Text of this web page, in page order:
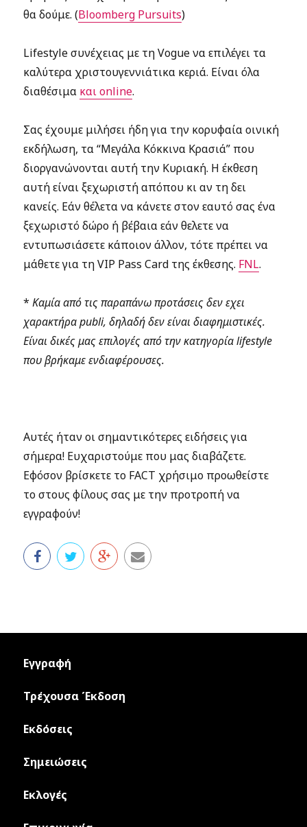
θα δούμε. (Bloomberg Pursuits)
Lifestyle συνέχειας με τη Vogue να επιλέγει τα
καλύτερα χριστουγεννιάτικα κεριά. Είναι όλα
διαθέσιμα και online.
Σας έχουμε μιλήσει ήδη για την κορυφαία οινική
εκδήλωση, τα “Μεγάλα Κόκκινα Κρασιά” που
διοργανώνονται αυτή την Κυριακή. Η έκθεση
αυτή είναι ξεχωριστή απόπου κι αν τη δει
κανείς. Εάν θέλετα να κάνετε στον εαυτό σας ένα
ξεχωριστό δώρο ή βέβαια εάν θελετε να
εντυπωσιάσετε κάποιον άλλον, τότε πρέπει να
μάθετε για τη VIP Pass Card της έκθεσης. FNL.
*Καμία από τις παραπάνω προτάσεις δεν εχει
χαρακτήρα publi, δηλαδή δεν είναι διαφημιστικές.
Είναι δικές μας επιλογές από την κατηγορία lifestyle
που βρήκαμε ενδιαφέρουσες.
Αυτές ήταν οι σημαντικότερες ειδήσεις για
σήμερα! Ευχαριστούμε που μας διαβάζετε.
Εφόσον βρίσκετε το FACT χρήσιμο προωθείστε
το στους φίλους σας με την προτροπή να
εγγραφούν!
Εγγραφή
Τρέχουσα Έκδοση
Εκδόσεις
Σημειώσεις
Εκλογές